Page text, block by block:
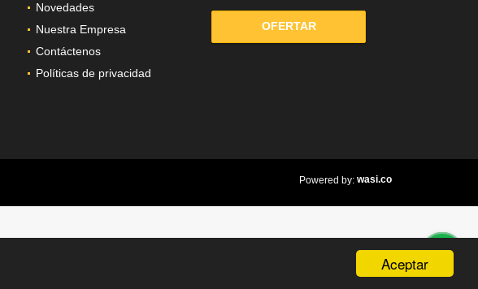
Aceptar
Novedades
Nuestra Empresa
Contáctenos
Políticas de privacidad
OFERTAR
Powered by: wasi.co